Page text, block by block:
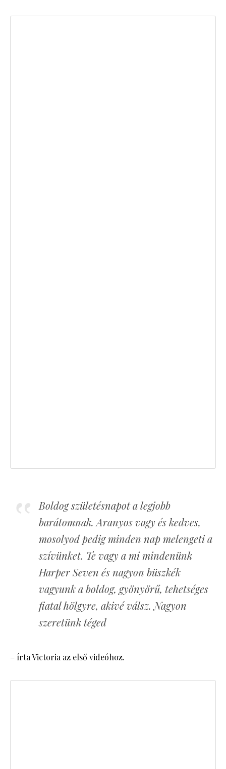
Boldog születésnapot a legjobb
barátomnak. Aranyos vagy és kedves,
mosolyod pedig minden nap melengeti a
szívünket. Te vagy a mi mindenünk
Harper Seven és nagyon büszkék
vagyunk a boldog, gyönyörű, tehetséges
fiatal hölgyre, akivé válsz. Nagyon
szeretünk téged
– írta Victoria az első videóhoz.